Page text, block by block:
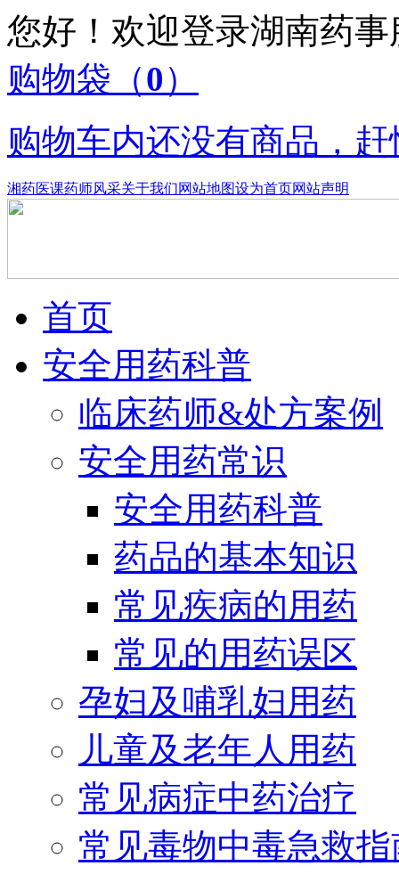
您好！欢迎登录湖南药
购物袋 （0）
购物车内还没有商品，
湘药医课药师风采关于我们网站地图设为首页网站声明
首页
安全用药科普
临床药师&处方案例
安全用药常识
安全用药科普
药品的基本知识
常见疾病的用药
常见的用药误区
孕妇及哺乳妇用药
儿童及老年人用药
常见病症中药治疗
常见毒物中毒急救指